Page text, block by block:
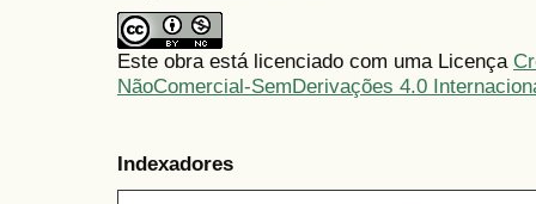
Este obra está licenciado com uma Licença
NãoComercial-SemDerivações 4.0
Indexadores